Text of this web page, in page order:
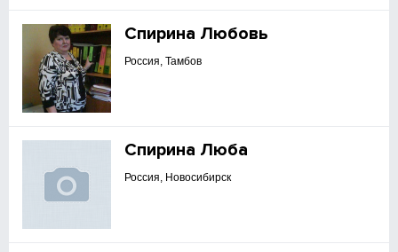
Спирина Любовь
Россия, Тамбов
Спирина Люба
Россия, Новосибирск